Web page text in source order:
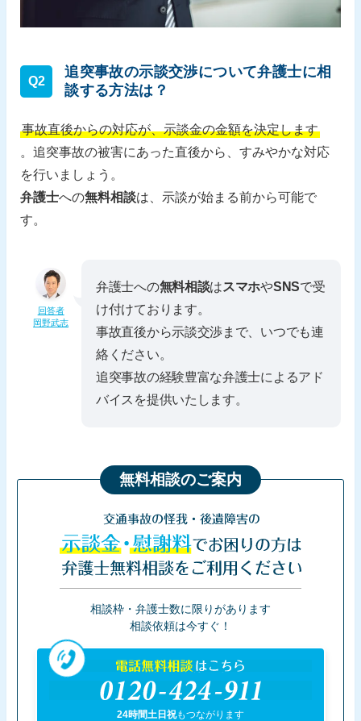
Q2
追突事故の示談交渉について弁護士に相
談する方法は？
事故直後からの対応が、示談金の金額を決定します
。追突事故の被害にあった直後から、すみやかな対応
を行いましょう。
弁護士への無料相談は、示談が始まる前から可能で
す。
回答者
岡野武志
弁護士への無料相談はスマホやSNSで受
け付けております。
事故直後から示談交渉まで、いつでも連
絡ください。
追突事故の経験豊富な弁護士によるアド
バイスを提供いたします。
無料相談のご案内
交通事故の怪我・後遺障害の
示談金・慰謝料でお困りの方は
弁護士無料相談をご利用ください
相談枠・弁護士数に限りがあります
相談依頼は今すぐ！
電話無料相談はこちら
0120-424-911
24時間土日祝もつながります